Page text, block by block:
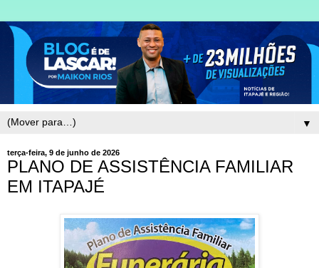
▼
terça-feira, 9 de junho de 2026
PLANO DE ASSISTÊNCIA FAMILIAR
EM ITAPAJÉ